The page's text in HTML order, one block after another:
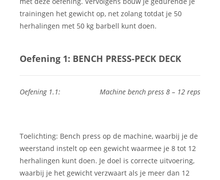
trainingen het gewicht op, net zolang totdat je 50
herhalingen met 50 kg barbell kunt doen.
Oefening 1: BENCH PRESS-PECK DECK
Oefening 1.1: Machine bench press 8 – 12 reps
Toelichting: Bench press op de machine, waarbij je de
weerstand instelt op een gewicht waarmee je 8 tot 12
herhalingen kunt doen. Je doel is correcte uitvoering,
waarbij je het gewicht verzwaart als je meer dan 12